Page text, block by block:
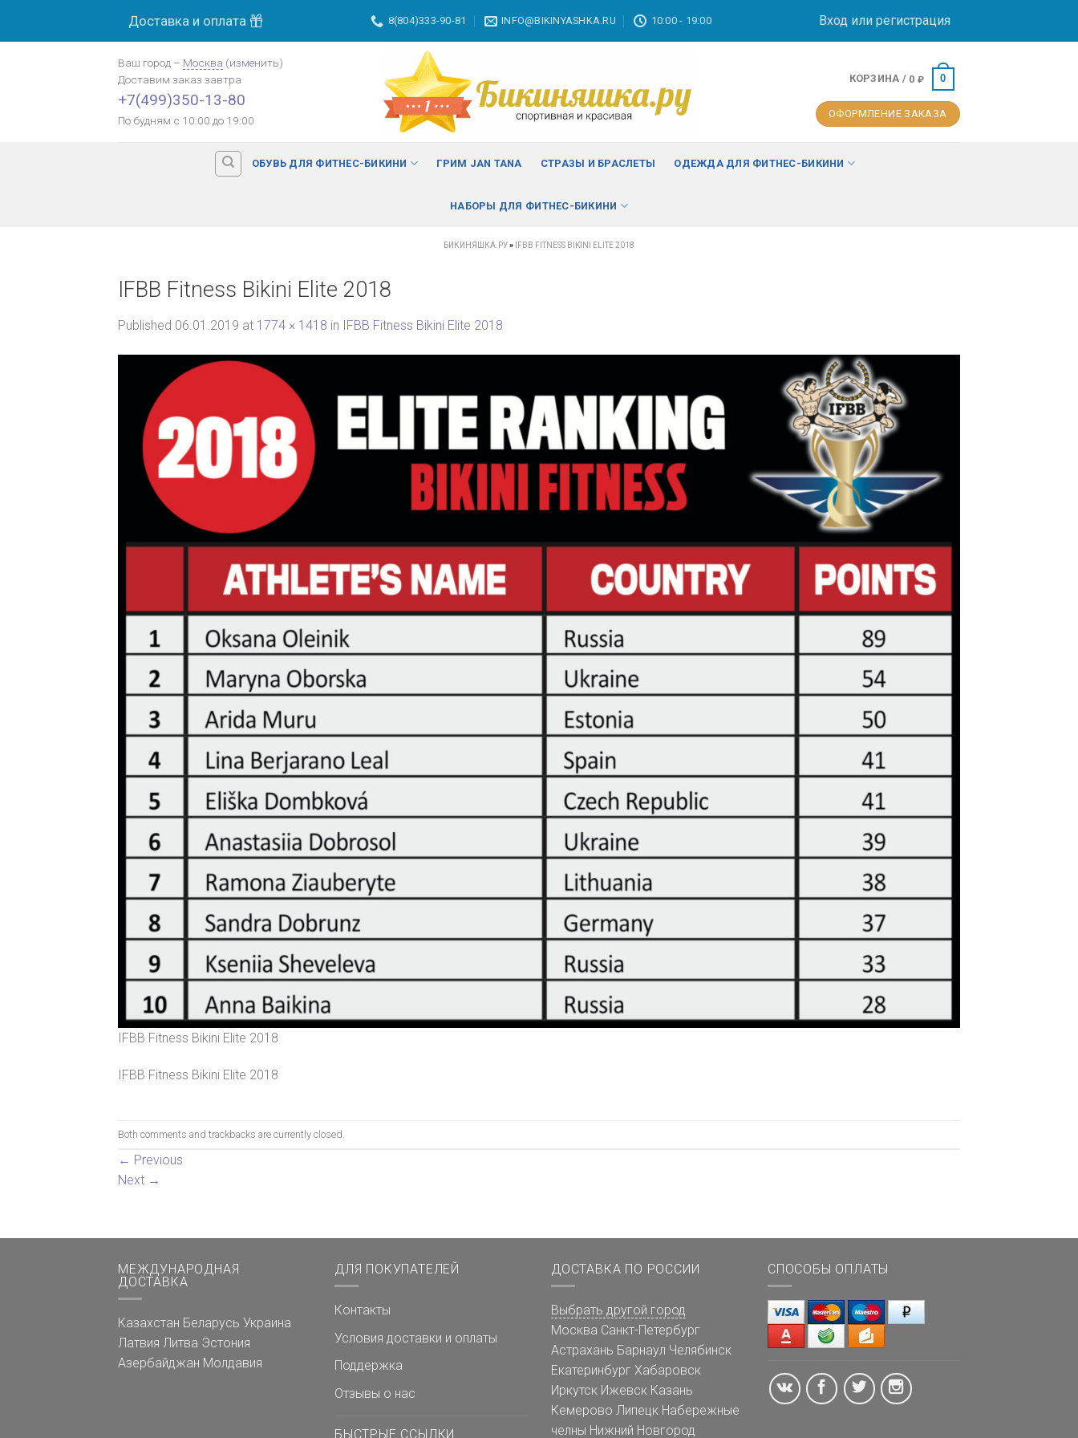
Доставка и оплата 8(804)333-90-81 INFO@BIKINYASHKA.RU 10:00 - 19:00 Вход или регистрация
Ваш город – Москва (изменить)
Доставим заказ завтра
+7(499)350-13-80
По будням с 10:00 до 19:00
КОРЗИНА / 0 ₽ 0
ОФОРМЛЕНИЕ ЗАКАЗА
ОБУВЬ ДЛЯ ФИТНЕС-БИКИНИ ГРИМ JAN TANA СТРАЗЫ И БРАСЛЕТЫ ОДЕЖДА ДЛЯ ФИТНЕС-БИКИНИ
НАБОРЫ ДЛЯ ФИТНЕС-БИКИНИ
БИКИНЯШКА.РУ» IFBB FITNESS BIKINI ELITE 2018
IFBB Fitness Bikini Elite 2018
Published 06.01.2019 at 1774 × 1418 in IFBB Fitness Bikini Elite 2018
IFBB Fitness Bikini Elite 2018
IFBB Fitness Bikini Elite 2018
Both comments and trackbacks are currently closed.
← Previous
Next →
МЕЖДУНАРОДНАЯ
ДОСТАВКА
Казахстан Беларусь Украина
Латвия Литва Эстония
Азербайджан Молдавия
ДЛЯ ПОКУПАТЕЛЕЙ
Контакты
Условия доставки и оплаты
Поддержка
Отзывы о нас
БЫСТРЫЕ ССЫЛКИ
ДОСТАВКА ПО РОССИИ
Выбрать другой город
Москва Санкт-Петербург
Астрахань Барнаул Челябинск
Екатеринбург Хабаровск
Иркутск Ижевск Казань
Кемерово Липецк Набережные
челны Нижний Новгород
СПОСОБЫ ОПЛАТЫ